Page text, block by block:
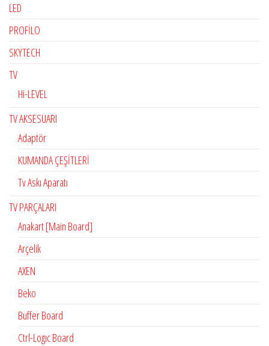
LED
PROFİLO
SKYTECH
TV
Hi-LEVEL
TV AKSESUARI
Adaptör
KUMANDA ÇEŞİTLERİ
Tv Askı Aparatı
TV PARÇALARI
Anakart [Main Board]
Arçelik
AXEN
Beko
Buffer Board
Ctrl-Logıc Board